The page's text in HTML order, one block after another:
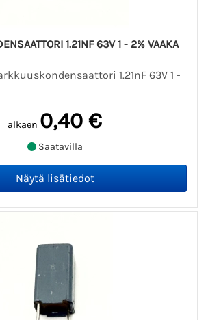
1.21NF 63V 1 - 2% VAAKA
1.21nF 63V 1 -
alkaen 0,40 €
Saatavilla